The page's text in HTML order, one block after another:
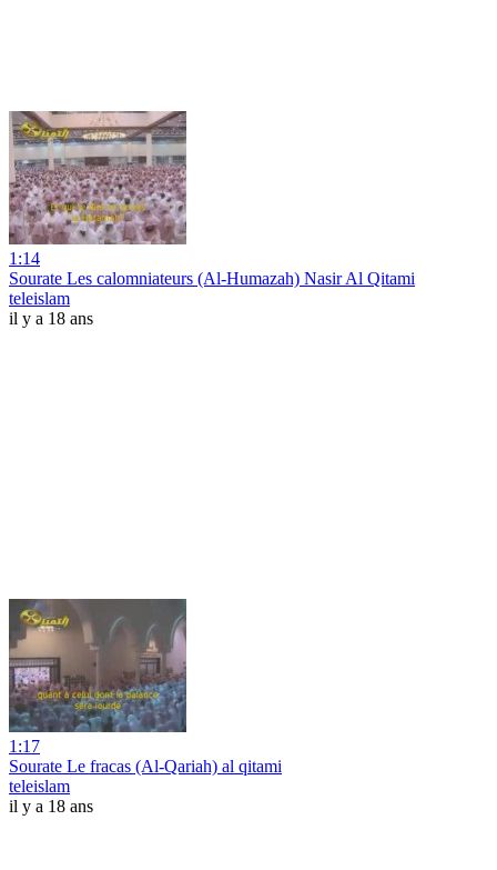
1:14
Sourate Les calomniateurs (Al-Humazah) Nasir Al Qitami
teleislam
il y a 18 ans
1:17
Sourate Le fracas (Al-Qariah) al qitami
teleislam
il y a 18 ans